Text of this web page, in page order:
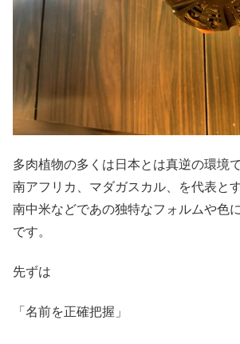
多肉植物の多くは日本とは真逆の環境
南アフリカ、マダガスカル、を代表と
南中米などであの独特なフォルムや色
です。
先ずは
「名前を正確把握」